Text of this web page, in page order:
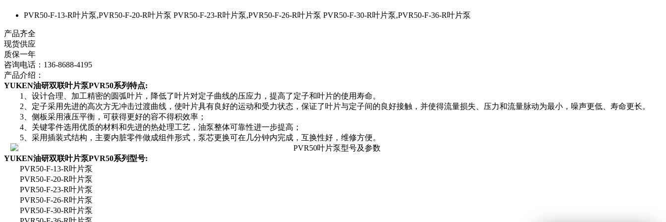
PVR50-F-13-R叶片泵,PVR50-F-20-R叶片泵 PVR50-F-23-R叶片泵,PVR50-F-26-R叶片泵 PVR50-F-30-R叶片泵,PVR50-F-36-R叶片泵
产品齐全
现货供应
质保一年
咨询电话：136-8688-4195
产品介绍：
YUKEN油研双联叶片泵PVR50系列特点:
1、设计合理、加工精密的圆弧叶片，降低了叶片对定子曲线的压应力，提高了定子和叶片的使用寿命。
2、定子采用先进的高次方无冲击过渡曲线，使叶片具有良好的运动和受力状态，保证了叶片与定子间的良好接触，并使得流量损失、压力和流量脉动为最小，噪声更低、寿命更长。
3、侧板采用液压平衡，可获得更好的容不得积效率；
4、关键零件选用优质的材料和先进的热处理工艺，油泵整体可靠性进一步提高；
5、采用插装式结构，主要内脏零件做成组件形式，泵芯更换可在几分钟内完成，互换性好，维修方便。
YUKEN油研双联叶片泵PVR50系列型号:
PVR50-F-13-R叶片泵
PVR50-F-20-R叶片泵
PVR50-F-23-R叶片泵
PVR50-F-26-R叶片泵
PVR50-F-30-R叶片泵